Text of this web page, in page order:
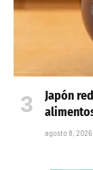
Japón
agosto 8, 2026